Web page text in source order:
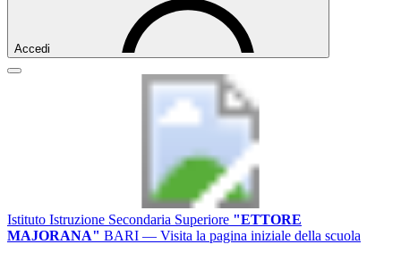
Accedi
Istituto Istruzione Secondaria Superiore "ETTORE
MAJORANA" BARI — Visita la pagina iniziale della scuola